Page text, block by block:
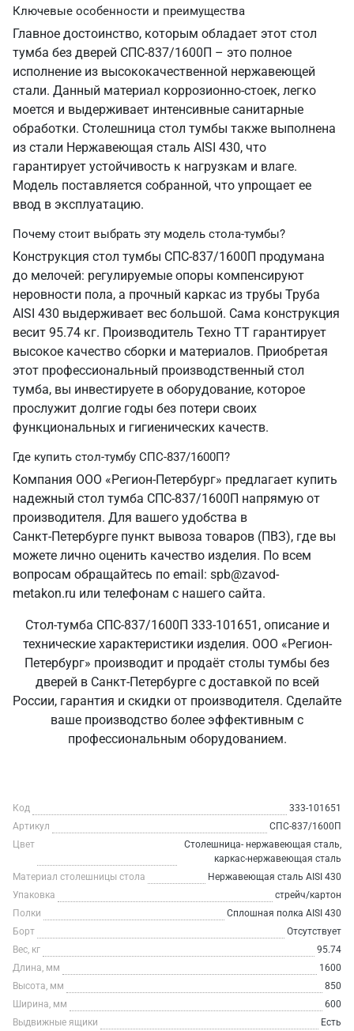
Ключевые особенности и преимущества
Главное достоинство, которым обладает этот стол
тумба без дверей СПС-837/1600П – это полное
исполнение из высококачественной нержавеющей
стали. Данный материал коррозионно-стоек, легко
моется и выдерживает интенсивные санитарные
обработки. Столешница стол тумбы также выполнена
из стали Нержавеющая сталь AISI 430, что
гарантирует устойчивость к нагрузкам и влаге.
Модель поставляется собранной, что упрощает ее
ввод в эксплуатацию.
Почему стоит выбрать эту модель стола-тумбы?
Конструкция стол тумбы СПС-837/1600П продумана
до мелочей: регулируемые опоры компенсируют
неровности пола, а прочный каркас из трубы Труба
AISI 430 выдерживает вес большой. Сама конструкция
весит 95.74 кг. Производитель Техно ТТ гарантирует
высокое качество сборки и материалов. Приобретая
этот профессиональный производственный стол
тумба, вы инвестируете в оборудование, которое
прослужит долгие годы без потери своих
функциональных и гигиенических качеств.
Где купить стол-тумбу СПС-837/1600П?
Компания ООО «Регион-Петербург» предлагает купить
надежный стол тумба СПС-837/1600П напрямую от
производителя. Для вашего удобства в
Санкт‑Петербурге пункт вывоза товаров (ПВЗ), где вы
можете лично оценить качество изделия. По всем
вопросам обращайтесь по email: spb@zavod-
metakon.ru или телефонам с нашего сайта.
Стол-тумба СПС-837/1600П 333-101651, описание и
технические характеристики изделия. ООО «Регион-
Петербург» производит и продаёт столы тумбы без
дверей в Санкт‑Петербурге с доставкой по всей
России, гарантия и скидки от производителя. Сделайте
ваше производство более эффективным с
профессиональным оборудованием.
Код
333-101651
Артикул
СПС-837/1600П
Цвет
Столешница- нержавеющая сталь,
каркас-нержавеющая сталь
Материал столешницы стола
Нержавеющая сталь AISI 430
Упаковка
стрейч/картон
Полки
Сплошная полка AISI 430
Борт
Отсутствует
Вес, кг
95.74
Длина, мм
1600
Высота, мм
850
Ширина, мм
600
Выдвижные ящики
Есть